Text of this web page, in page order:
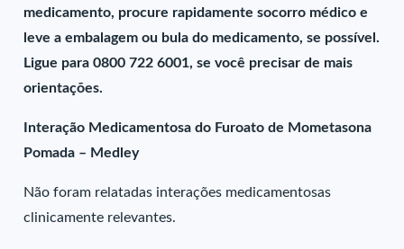
medicamento, procure rapidamente socorro médico e
leve a embalagem ou bula do medicamento, se possível.
Ligue para 0800 722 6001, se você precisar de mais
orientações.
Interação Medicamentosa do Furoato de Mometasona
Pomada – Medley
Não foram relatadas interações medicamentosas
clinicamente relevantes.